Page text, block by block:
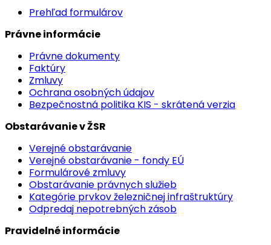
Prehľad formulárov
Právne informácie
Právne dokumenty
Faktúry
Zmluvy
Ochrana osobných údajov
Bezpečnostná politika KIS - skrátená verzia
Obstarávanie v ŽSR
Verejné obstarávanie
Verejné obstarávanie - fondy EÚ
Formulárové zmluvy
Obstarávanie právnych služieb
Kategórie prvkov železničnej infraštruktúry
Odpredaj nepotrebných zásob
Pravidelné informácie